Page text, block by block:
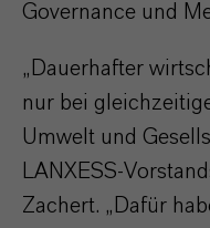
Governance und
„Dauerhafter
nur bei
Umwelt und
LANXESS-
Zachert. „Dafür